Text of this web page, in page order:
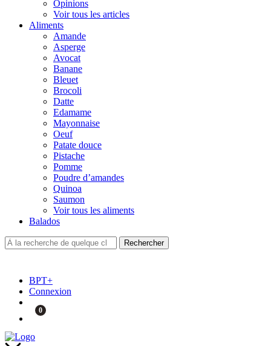
Opinions
Voir tous les articles
Aliments
Amande
Asperge
Avocat
Banane
Bleuet
Brocoli
Datte
Edamame
Mayonnaise
Oeuf
Patate douce
Pistache
Pomme
Poudre d’amandes
Quinoa
Saumon
Voir tous les aliments
Balados
BPT+
Connexion
0